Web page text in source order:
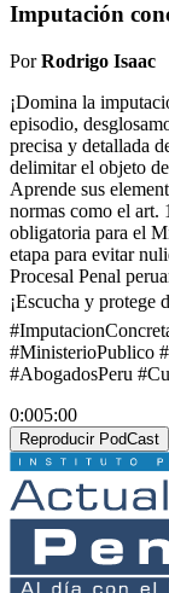
Imputación
PorRodrigo Isaac
¡Domina la
episodio,
precisa y detallada
delimitar el objeto
Aprende sus
normas como el art.
obligatoria para el
etapa para evitar
Procesal Penal
¡Escucha y protege
#MinisterioPublico
#AbogadosPeru
0:005:00
Reproducir PodCast